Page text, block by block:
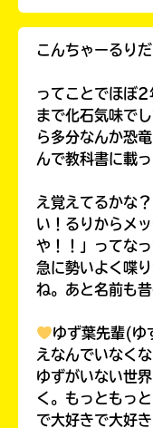
こんちゃーるりだ
ってことでほぼ2
まで化石気味で
ら多分なんか恐
んで教科書に載っ
え覚えてるかな
い！るりからメ
や！！」ってな
急に勢いよく喋
ね。あと名前も
ゆず葉先輩(ゆ
えなんでいなく
ゆずがいない世
く。もっともっ
で大好きで大好